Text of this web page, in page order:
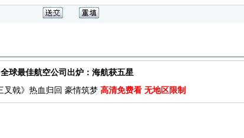
球最佳航空公司出炉：海航获五星
叉戟》热血归回 豪情筑梦 高清免费看 无地区限制